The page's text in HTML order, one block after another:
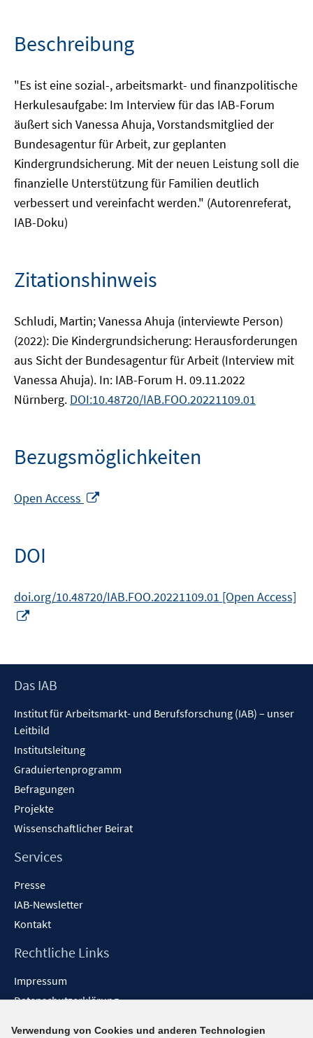
Beschreibung
"Es ist eine sozial-, arbeitsmarkt- und finanzpolitische
Herkulesaufgabe: Im Interview für das IAB-Forum
äußert sich Vanessa Ahuja, Vorstandsmitglied der
Bundesagentur für Arbeit, zur geplanten
Kindergrundsicherung. Mit der neuen Leistung soll die
finanzielle Unterstützung für Familien deutlich
verbessert und vereinfacht werden." (Autorenreferat,
IAB-Doku)
Zitationshinweis
Schludi, Martin; Vanessa Ahuja (interviewte Person)
(2022): Die Kindergrundsicherung: Herausforderungen
aus Sicht der Bundesagentur für Arbeit (Interview mit
Vanessa Ahuja). In: IAB-Forum H. 09.11.2022
Nürnberg. DOI:10.48720/IAB.FOO.20221109.01
Bezugsmöglichkeiten
Open Access
DOI
doi.org/10.48720/IAB.FOO.20221109.01 [Open Access]
öffnen
Footer
Das IAB
Institut für Arbeitsmarkt- und Berufsforschung (IAB) – unser
Leitbild
Institutsleitung
Graduiertenprogramm
Befragungen
Projekte
Wissenschaftlicher Beirat
Services
Presse
IAB-Newsletter
Kontakt
Rechtliche Links
Impressum
Datenschutzerklärung
Verwendung von Cookies und anderen Technologien